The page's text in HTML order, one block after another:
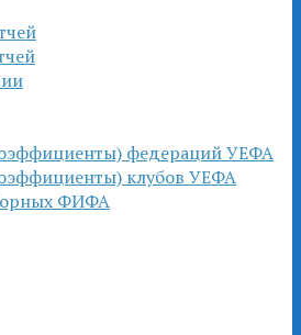
федераций УЕФА
клубов УЕФА
ФИФА